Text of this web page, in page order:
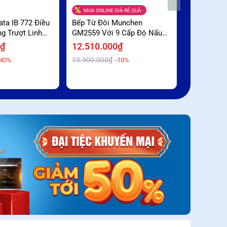
IB 772 Điều
Trượt Linh
Sâu
MUA ONLINE GIÁ RẺ QUÁ
Bếp Từ Đôi Munchen
GM2559 Với 9 Cấp Độ Nấu
Linh Hoạt Giá Rẻ Bất Ngờ
12.510.000₫
13.900.000₫ -10%